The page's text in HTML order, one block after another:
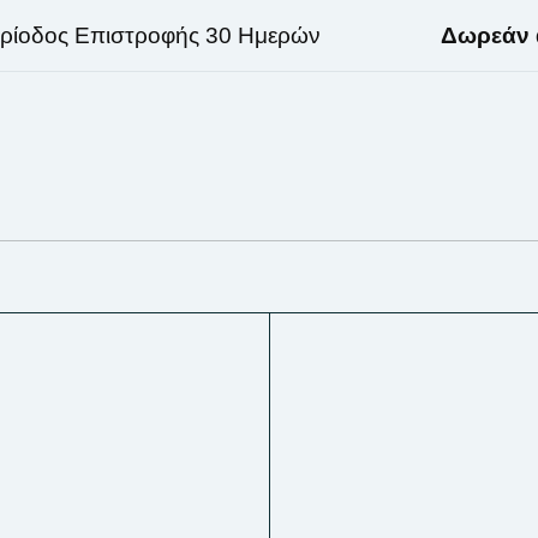
Επιστροφής 30 Ημερών Δωρεάν